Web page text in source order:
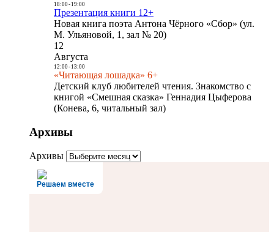
18:00- 19:00
Презентация книги 12+
Новая книга поэта Антона Чёрного «Сбор» (ул.
М. Ульяновой, 1, зал № 20)
12
Августа
12:00- 13:00
«Читающая лошадка» 6+
Детский клуб любителей чтения. Знакомство с
книгой «Смешная сказка» Геннадия Цыферова
(Конева, 6, читальный зал)
Архивы
Архивы
Решаем вместе